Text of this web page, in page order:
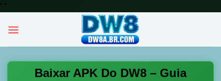
" "
content
Baixar APK Do DW8 – Guia